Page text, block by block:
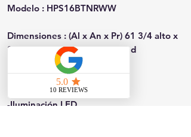
Modelo : HPS16BTNRWW
Dimensiones : (Al x An x Pr) 61 3/4 alto x
28 ancho x 30 1/2 profundidad
-Diseñado para durar
-Iluminación LED